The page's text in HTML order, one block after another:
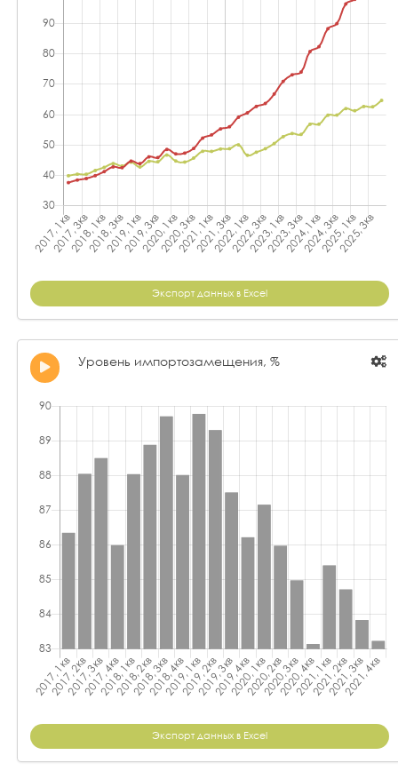
Экспорт данных в Excel
Уровень импортозамещения, %
Экспорт данных в Excel